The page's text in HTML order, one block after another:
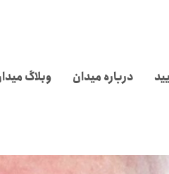
درباره میدان وبلاگ